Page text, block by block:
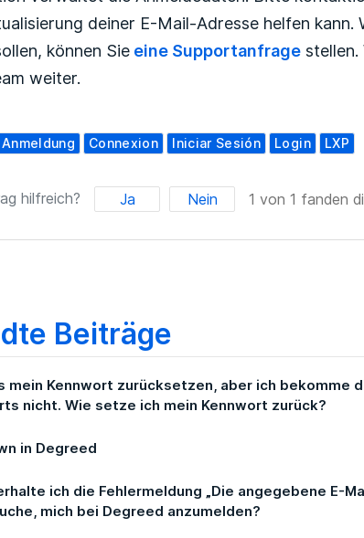
deiner E-Mail-Adresse helfen kann.
können Sieeine Supportanfrage
weiter.
Anmeldung Connexion Iniciar Sesión Login LXP
hilfreich? Ja Nein 1 von 1 fanden
Beiträge
mein Kennwort zurücksetzen, aber ich bekomme
nicht. Wie setze ich mein Kennwort zurück?
in Degreed
ich die Fehlermeldung „Die angegebene E-
mich bei Degreed anzumelden?